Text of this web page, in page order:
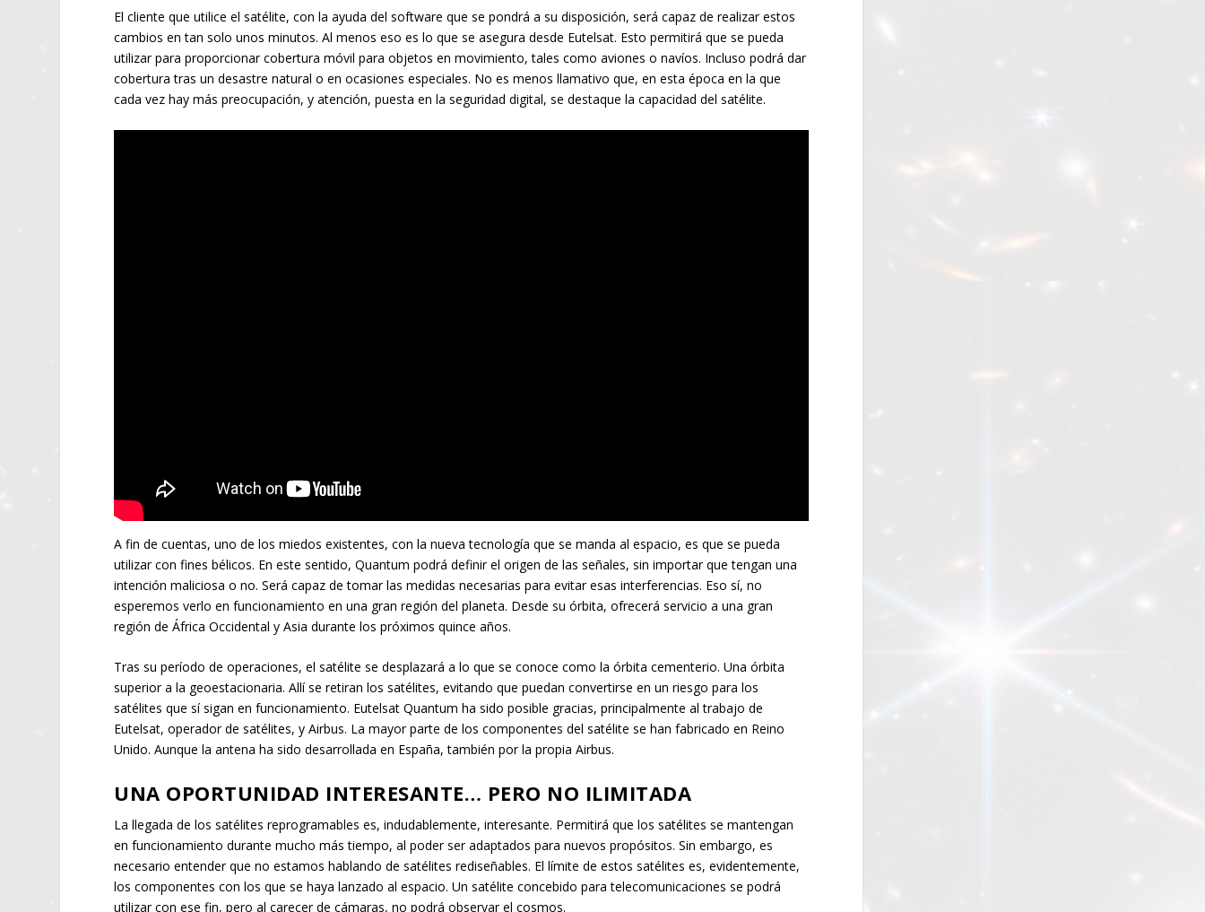
El cliente que utilice el satélite, con la ayuda del software que se pondrá a su disposición, será capaz de realizar estos
cambios en tan solo unos minutos. Al menos eso es lo que se asegura desde Eutelsat. Esto permitirá que se pueda
utilizar para proporcionar cobertura móvil para objetos en movimiento, tales como aviones o navíos. Incluso podrá dar
cobertura tras un desastre natural o en ocasiones especiales. No es menos llamativo que, en esta época en la que
cada vez hay más preocupación, y atención, puesta en la seguridad digital, se destaque la capacidad del satélite.
A fin de cuentas, uno de los miedos existentes, con la nueva tecnología que se manda al espacio, es que se pueda
utilizar con fines bélicos. En este sentido, Quantum podrá definir el origen de las señales, sin importar que tengan una
intención maliciosa o no. Será capaz de tomar las medidas necesarias para evitar esas interferencias. Eso sí, no
esperemos verlo en funcionamiento en una gran región del planeta. Desde su órbita, ofrecerá servicio a una gran
región de África Occidental y Asia durante los próximos quince años.
Tras su período de operaciones, el satélite se desplazará a lo que se conoce como la órbita cementerio. Una órbita
superior a la geoestacionaria. Allí se retiran los satélites, evitando que puedan convertirse en un riesgo para los
satélites que sí sigan en funcionamiento. Eutelsat Quantum ha sido posible gracias, principalmente al trabajo de
Eutelsat, operador de satélites, y Airbus. La mayor parte de los componentes del satélite se han fabricado en Reino
Unido. Aunque la antena ha sido desarrollada en España, también por la propia Airbus.
UNA OPORTUNIDAD INTERESANTE… PERO NO ILIMITADA
La llegada de los satélites reprogramables es, indudablemente, interesante. Permitirá que los satélites se mantengan
en funcionamiento durante mucho más tiempo, al poder ser adaptados para nuevos propósitos. Sin embargo, es
necesario entender que no estamos hablando de satélites rediseñables. El límite de estos satélites es, evidentemente,
los componentes con los que se haya lanzado al espacio. Un satélite concebido para telecomunicaciones se podrá
utilizar con ese fin, pero al carecer de cámaras, no podrá observar el cosmos.